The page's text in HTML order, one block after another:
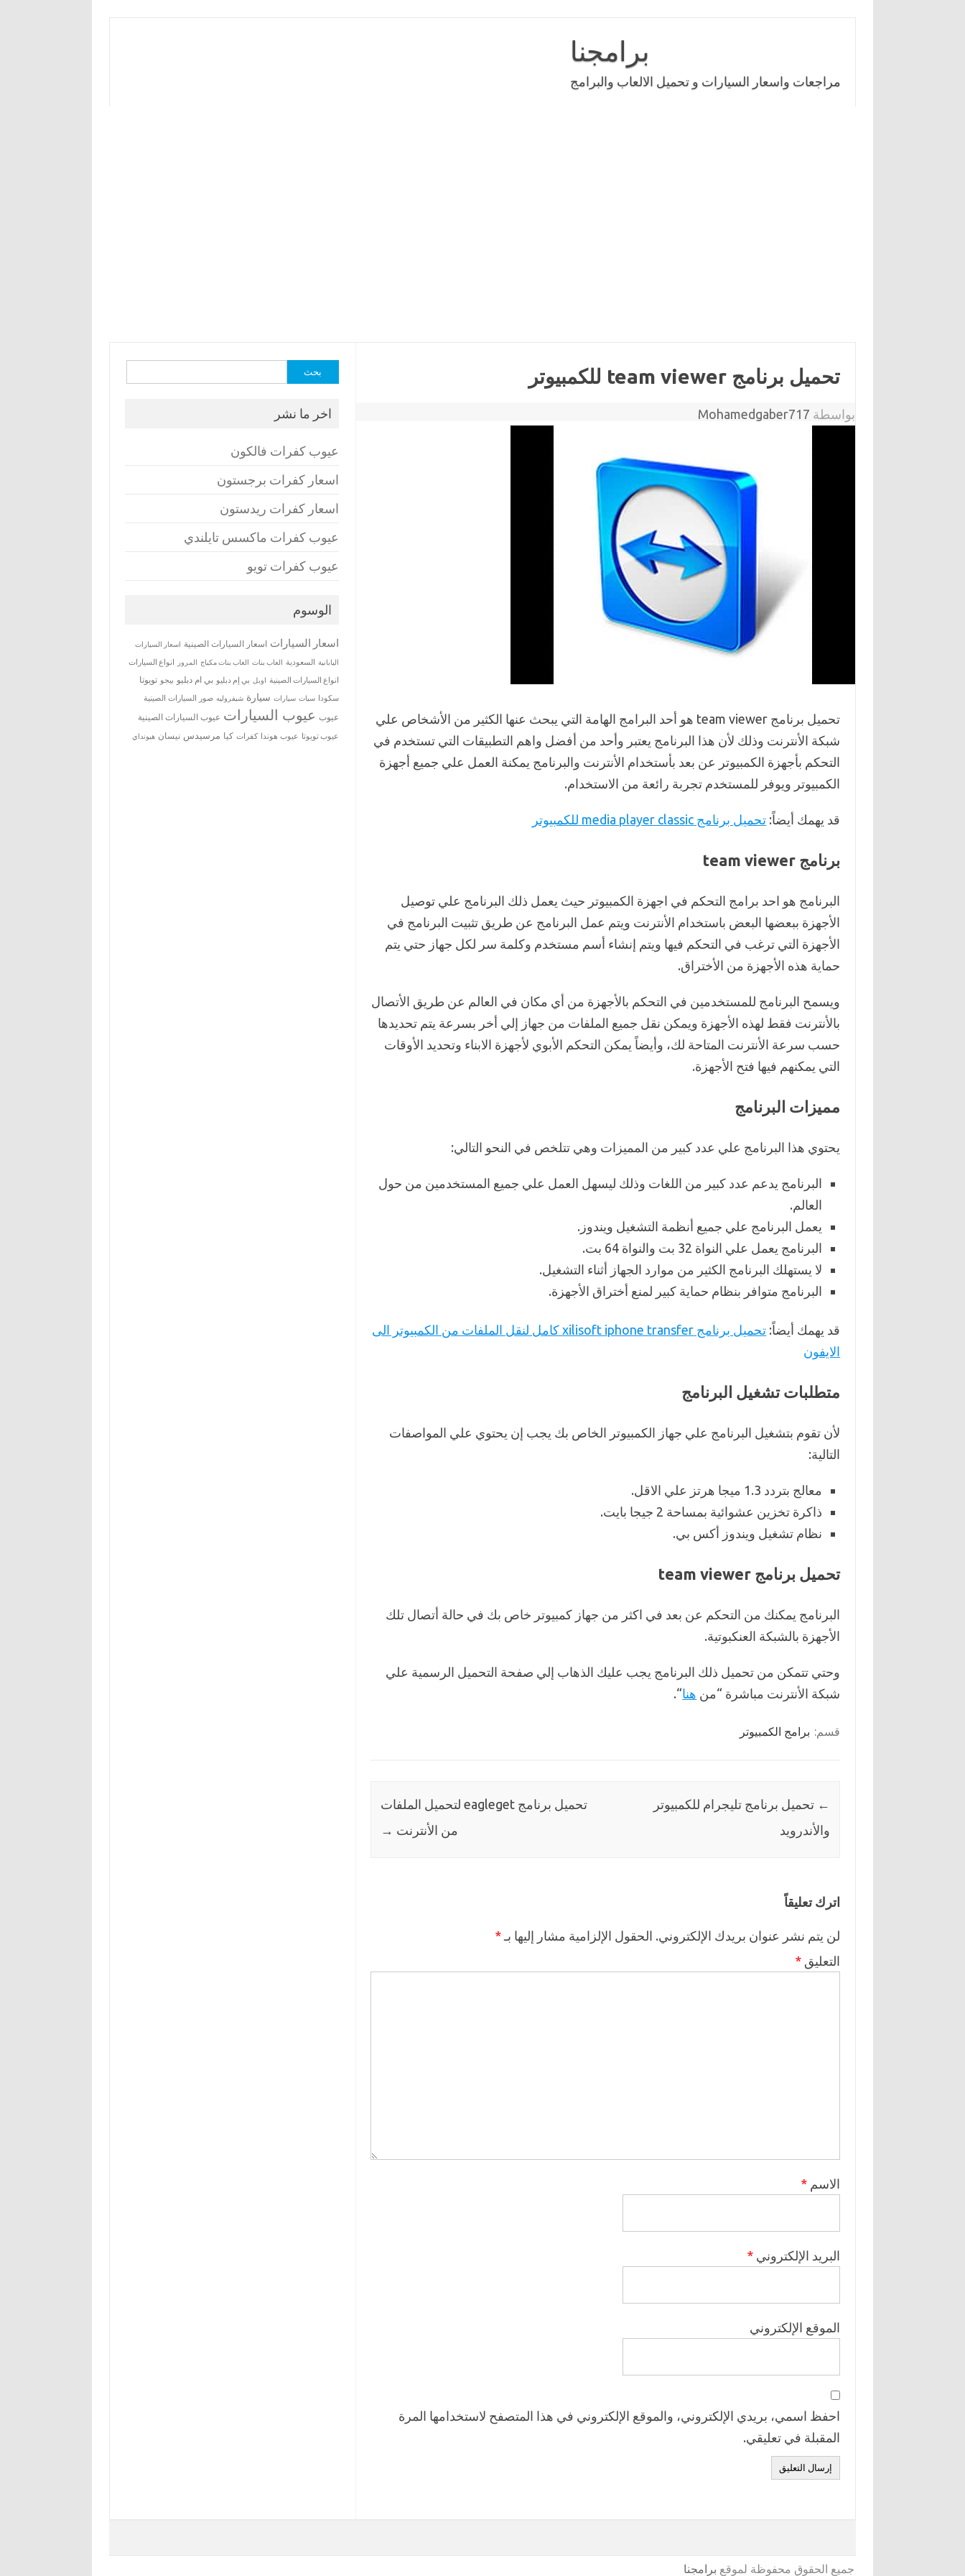
برامجنا
مراجعات واسعار السيارات و تحميل الالعاب والبرامج
تحميل برنامج team viewer للكمبيوتر
بواسطة Mohamedgaber717
تحميل برنامج team viewer هو أحد البرامج الهامة التي يبحث عنها الكثير من الأشخاص علي
شبكة الأنترنت وذلك لأن هذا البرنامج يعتبر وأحد من أفضل واهم التطبيقات التي تستخدم في
التحكم بأجهزة الكمبيوتر عن بعد بأستخدام الأنترنت والبرنامج يمكنة العمل علي جميع أجهزة
الكمبيوتر ويوفر للمستخدم تجربة رائعة من الاستخدام.
قد يهمك أيضاً: تحميل برنامج media player classic للكمبيوتر
برنامج team viewer
البرنامج هو احد برامج التحكم في اجهزة الكمبيوتر حيث يعمل ذلك البرنامج علي توصيل
الأجهزة ببعضها البعض باستخدام الأنترنت ويتم عمل البرنامج عن طريق تثبيت البرنامج في
الأجهزة التي ترغب في التحكم فيها ويتم إنشاء أسم مستخدم وكلمة سر لكل جهاز حتي يتم
حماية هذه الأجهزة من الأختراق.
ويسمح البرنامج للمستخدمين في التحكم بالأجهزة من أي مكان في العالم عن طريق الأتصال
بالأنترنت فقط لهذه الأجهزة ويمكن نقل جميع الملفات من جهاز إلي أخر بسرعة يتم تحديدها
حسب سرعة الأنترنت المتاحة لك، وأيضاً يمكن التحكم الأبوي لأجهزة الابناء وتحديد الأوقات
التي يمكنهم فيها فتح الأجهزة.
مميزات البرنامج
يحتوي هذا البرنامج علي عدد كبير من المميزات وهي تتلخص في النحو التالي:
البرنامج يدعم عدد كبير من اللغات وذلك ليسهل العمل علي جميع المستخدمين من حول
العالم.
يعمل البرنامج علي جميع أنظمة التشغيل ويندوز.
البرنامج يعمل علي النواة 32 بت والنواة 64 بت.
لا يستهلك البرنامج الكثير من موارد الجهاز أثناء التشغيل.
البرنامج متوافر بنظام حماية كبير لمنع أختراق الأجهزة.
قد يهمك أيضاً:
تحميل برنامج xilisoft iphone transfer كامل لنقل الملفات من الكمبيوتر الى
الايفون
متطلبات تشغيل البرنامج
لأن تقوم بتشغيل البرنامج علي جهاز الكمبيوتر الخاص بك يجب إن يحتوي علي المواصفات
التالية:
معالج بتردد 1.3 ميجا هرتز علي الاقل.
ذاكرة تخزين عشوائية بمساحة 2 جيجا بايت.
نظام تشغيل ويندوز أكس بي.
تحميل برنامج team viewer
البرنامج يمكنك من التحكم عن بعد في اكثر من جهاز كمبيوتر خاص بك في حالة أتصال تلك
الأجهزة بالشبكة العنكبوتية.
وحتي تتمكن من تحميل ذلك البرنامج يجب عليك الذهاب إلي صفحة التحميل الرسمية علي
شبكة الأنترنت مباشرة “من هنا“.
قسم: برامج الكمبيوتر
← تحميل برنامج تليجرام للكمبيوتر
والأندرويد
تحميل برنامج eagleget لتحميل الملفات
من الأنترنت →
اترك تعليقاً
لن يتم نشر عنوان بريدك الإلكتروني. الحقول الإلزامية مشار إليها بـ *
التعليق *
الاسم *
البريد الإلكتروني *
الموقع الإلكتروني
احفظ اسمي، بريدي الإلكتروني، والموقع الإلكتروني في هذا المتصفح لاستخدامها المرة
المقبلة في تعليقي.
البحث
اخر ما نشر
عيوب كفرات فالكون
اسعار كفرات برجستون
اسعار كفرات ريدستون
عيوب كفرات ماكسس تايلندي
عيوب كفرات تويو
الوسوم
اسعار السيارات اسعار السيارات الصينية اسعار السيارات
اليابانية السعودية العاب بنات العاب بنات مكياج المرور انواع السيارات
انواع السيارات الصينية اوبل بي إم دبليو بي ام دبليو بيجو تويوتا
سكودا سيات سيارات سيارة شيفروليه صور السيارات الصينية
عيوب عيوب السيارات عيوب السيارات الصينية
عيوب تويوتا عيوب هوندا كفرات كيا مرسيدس نيسان هيونداي
جميع الحقوق محفوظة لموقع برامجنا